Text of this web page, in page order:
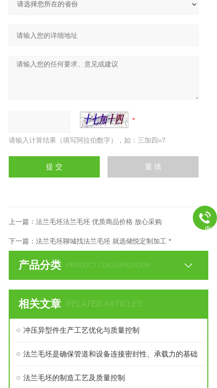
请输入计算结果（填写阿拉伯数字），如：三加四=7
上一篇： 法兰毛坯法兰毛坯 优质商品价格 放心采购
下一篇： 法兰毛坯聊城找法兰毛坯 就选储悦定制加工 *
产品分类 PRODUCT CLASSIFICATION
相关文章 RELATED ARTICLES
冲压异型件生产工艺优化与质量控制
法兰毛坯是确保管道和设备连接密封性、承载力的基础
法兰毛坯的制造工艺及质量控制
电